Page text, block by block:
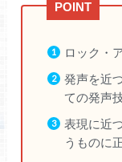
ロック・
発声を近
ての発声
表現に近
うものに